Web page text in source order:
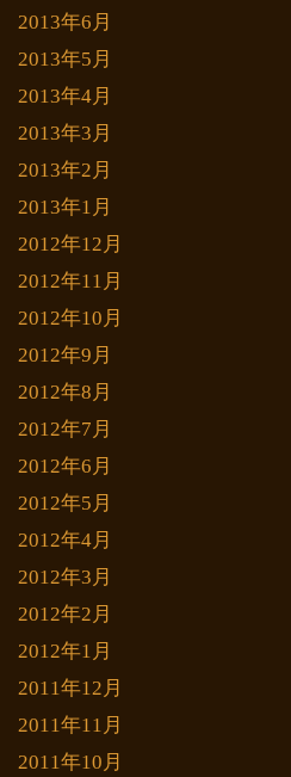
2013年6月
2013年5月
2013年4月
2013年3月
2013年2月
2013年1月
2012年12月
2012年11月
2012年10月
2012年9月
2012年8月
2012年7月
2012年6月
2012年5月
2012年4月
2012年3月
2012年2月
2012年1月
2011年12月
2011年11月
2011年10月